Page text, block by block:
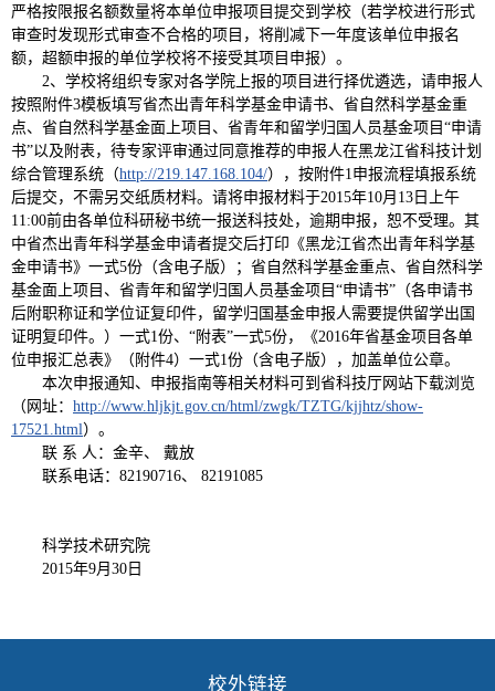
严格按限报名额数量将本单位申报项目提交到学校（若学校进行形式
审查时发现形式审查不合格的项目，将削减下一年度该单位申报名
额，超额申报的单位学校将不接受其项目申报）。
2、学校将组织专家对各学院上报的项目进行择优遴选，请申报人
按照附件3模板填写省杰出青年科学基金申请书、省自然科学基金重
点、省自然科学基金面上项目、省青年和留学归国人员基金项目“申请
书”以及附表，待专家评审通过同意推荐的申报人在黑龙江省科技计划
综合管理系统（http://219.147.168.104/），按附件1申报流程填报系统
后提交，不需另交纸质材料。请将申报材料于2015年10月13日上午
11:00前由各单位科研秘书统一报送科技处，逾期申报，恕不受理。其
中省杰出青年科学基金申请者提交后打印《黑龙江省杰出青年科学基
金申请书》一式5份（含电子版）；省自然科学基金重点、省自然科学
基金面上项目、省青年和留学归国人员基金项目“申请书”（各申请书
后附职称证和学位证复印件，留学归国基金申报人需要提供留学出国
证明复印件。）一式1份、“附表”一式5份，《2016年省基金项目各单
位申报汇总表》（附件4）一式1份（含电子版），加盖单位公章。
本次申报通知、申报指南等相关材料可到省科技厅网站下载浏览
（网址： http://www.hljkjt.gov.cn/html/zwgk/TZTG/kjjhtz/show-
17521.html）。
联 系 人：金辛、 戴放
联系电话：82190716、 82191085
科学技术研究院
2015年9月30日
校外链接